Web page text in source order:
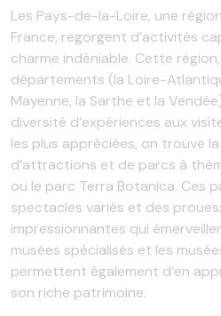
Les Pays-de-la-Loire, une
France, regorgent d’activités
charme indéniable. Cette
départements (la Loire-
Mayenne, la Sarthe et la
diversité d’expériences aux
les plus appréciées, on trouve
d’attractions et de parcs à
ou le parc Terra Botanica. Ces
spectacles variés et des
impressionnantes qui
musées spécialisés et les
permettent également d’en
son riche patrimoine.